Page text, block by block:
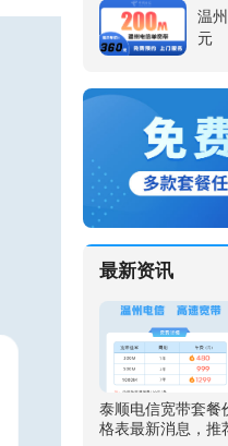
温
元
最新资讯
泰顺电信宽带套餐
格表最新消息，推